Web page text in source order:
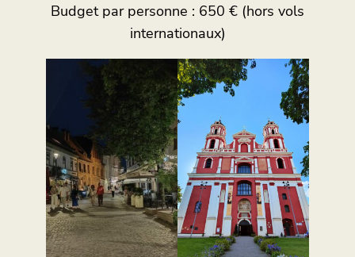
Budget par personne : 650 € (hors vols
internationaux)